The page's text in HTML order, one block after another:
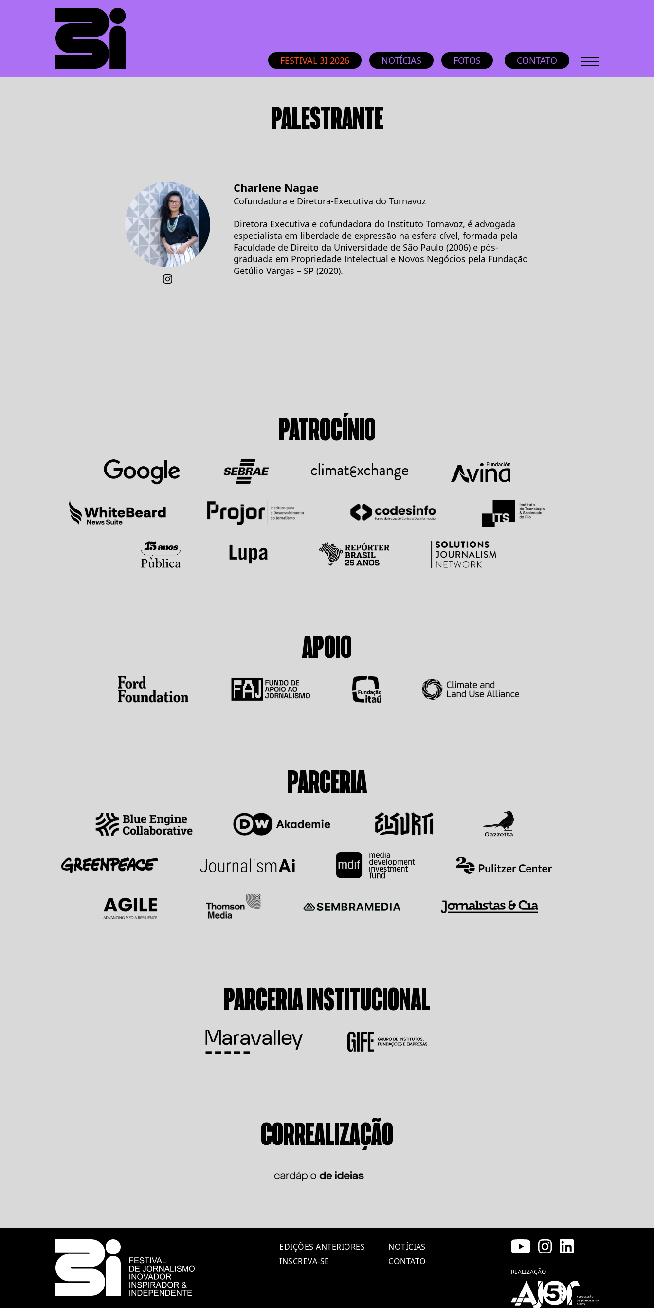
FESTIVAL 3I 2026 NOTÍCIAS FOTOS CONTATO
PALESTRANTE
Charlene Nagae
Cofundadora e Diretora-Executiva do Tornavoz
Diretora Executiva e cofundadora do Instituto Tornavoz, é advogada
especialista em liberdade de expressão na esfera cível, formada pela
Faculdade de Direito da Universidade de São Paulo (2006) e pós-
graduada em Propriedade Intelectual e Novos Negócios pela Fundação
Getúlio Vargas – SP (2020).
PATROCÍNIO
APOIO
PARCERIA
PARCERIA INSTITUCIONAL
CORREALIZAÇÃO
EDIÇÕES ANTERIORES
INSCREVA-SE
NOTÍCIAS
CONTATO
REALIZAÇÃO